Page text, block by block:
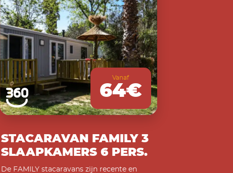
Vanaf
64€
STACARAVAN FAMILY 3
SLAAPKAMERS 6 PERS.
De FAMILY stacaravans zijn recente en